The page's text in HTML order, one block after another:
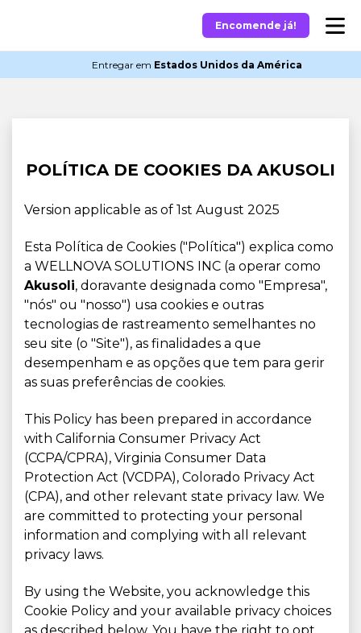
Encomende já!
Entregar em Estados Unidos da América
POLÍTICA DE COOKIES DA AKUSOLI
Version applicable as of 1st August 2025
Esta Política de Cookies ("Política") explica como
a WELLNOVA SOLUTIONS INC (a operar como
Akusoli, doravante designada como "Empresa",
"nós" ou "nosso") usa cookies e outras
tecnologias de rastreamento semelhantes no
seu site (o "Site"), as finalidades a que
desempenham e as opções que tem para gerir
as suas preferências de cookies.
This Policy has been prepared in accordance
with California Consumer Privacy Act
(CCPA/CPRA), Virginia Consumer Data
Protection Act (VCDPA), Colorado Privacy Act
(CPA), and other relevant state privacy law. We
are committed to protecting your personal
information and complying with all relevant
privacy laws.
By using the Website, you acknowledge this
Cookie Policy and your available privacy choices